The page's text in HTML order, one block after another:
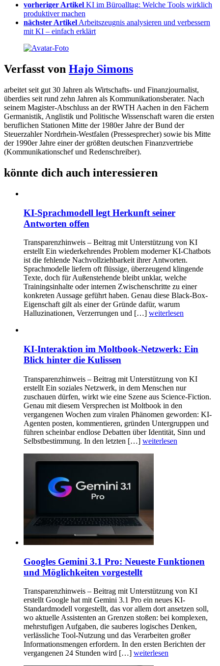
vorheriger Artikel KI im Büroalltag: Welche Tools wirklich
produktiver machen
nächster Artikel Arbeitszeugnis analysieren und verbessern
mit KI – einfach erklärt
Verfasst von Hajo Simons
arbeitet seit gut 30 Jahren als Wirtschafts- und Finanzjournalist,
überdies seit rund zehn Jahren als Kommunikationsberater. Nach
seinem Magister-Abschluss an der RWTH Aachen in den Fächern
Germanistik, Anglistik und Politische Wissenschaft waren die ersten
beruflichen Stationen Mitte der 1980er Jahre der Bund der
Steuerzahler Nordrhein-Westfalen (Pressesprecher) sowie bis Mitte
der 1990er Jahre einer der größten deutschen Finanzvertriebe
(Kommunikationschef und Redenschreiber).
könnte dich auch interessieren
KI-Sprachmodell legt Herkunft seiner
Antworten offen
Transparenzhinweis – Beitrag mit Unterstützung von KI
erstellt Ein wiederkehrendes Problem moderner KI-Chatbots
ist die fehlende Nachvollziehbarkeit ihrer Antworten.
Sprachmodelle liefern oft flüssige, überzeugend klingende
Texte, doch für Außenstehende bleibt unklar, welche
Trainingsinhalte oder internen Zwischenschritte zu einer
konkreten Aussage geführt haben. Genau diese Black-Box-
Eigenschaft gilt als einer der Gründe dafür, warum
Halluzinationen, Verzerrungen und […] weiterlesen
KI-Interaktion im Moltbook-Netzwerk: Ein
Blick hinter die Kulissen
Transparenzhinweis – Beitrag mit Unterstützung von KI
erstellt Ein soziales Netzwerk, in dem Menschen nur
zuschauen dürfen, wirkt wie eine Szene aus Science-Fiction.
Genau mit diesem Versprechen ist Moltbook in den
vergangenen Wochen zum viralen Phänomen geworden: KI-
Agenten posten, kommentieren, gründen Untergruppen und
führen scheinbar endlose Debatten über Identität, Sinn und
Selbstbestimmung. In den letzten […] weiterlesen
Googles Gemini 3.1 Pro: Neueste Funktionen
und Möglichkeiten vorgestellt
Transparenzhinweis – Beitrag mit Unterstützung von KI
erstellt Google hat mit Gemini 3.1 Pro ein neues KI-
Standardmodell vorgestellt, das vor allem dort ansetzen soll,
wo aktuelle Assistenten an Grenzen stoßen: bei komplexen,
mehrstufigen Aufgaben, die sauberes logisches Denken,
verlässliche Tool-Nutzung und das Verarbeiten großer
Informationsmengen erfordern. In den ersten Berichten der
vergangenen 24 Stunden wird […] weiterlesen